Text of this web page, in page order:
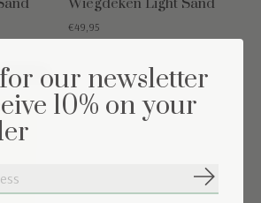
€49,95
36% off our newsletter
10% on your
Abonneer